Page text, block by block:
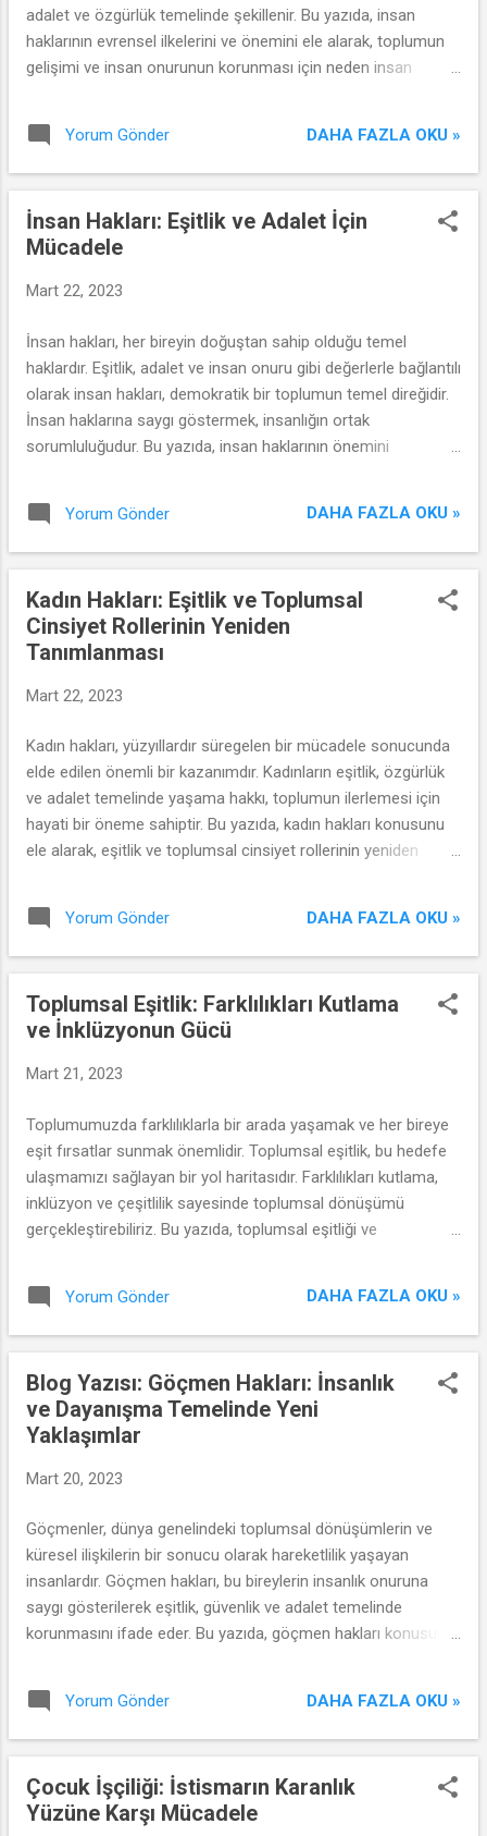
adalet ve özgürlük temelinde şekillenir. Bu yazıda, insan
haklarının evrensel ilkelerini ve önemini ele alarak, toplumun
gelişimi ve insan onurunun korunması için neden insan
herkesin eşit bir şekilde haklara sahip olduğu anlayışını temsil
eder. Her bireyin yaşam hakkı, ifade özgürlüğü, inanç
özgürlüğü, adil yargılanma hakkı, işkenceye karşı korunma
insanın bireysel gelişimini desteklerken, toplumsal adaletin
sağlanmasına da yardımcı olur. İnsan haklarının evrensel
bildiriler ve sözleşmelerle koruma altına alınmıştır. Bu belgeler,
ülkelerin insan haklarına saygı göstermelerini ve bu hakları
korumalarını sağlamak amacıyla oluşturulmuştur. İnsan
hakları evrensel olduğu için herhangi bir...
Yorum Gönder DAHA FAZLA OKU »
İnsan Hakları: Eşitlik ve Adalet İçin
Mücadele
Mart 22, 2023
İnsan hakları, her bireyin doğuştan sahip olduğu temel
haklardır. Eşitlik, adalet ve insan onuru gibi değerlerle bağlantılı
olarak insan hakları, demokratik bir toplumun temel direğidir.
İnsan haklarına saygı göstermek, insanlığın ortak
sorumluluğudur. Bu yazıda, insan haklarının önemini
Yorum Gönder DAHA FAZLA OKU »
Kadın Hakları: Eşitlik ve Toplumsal
Cinsiyet Rollerinin Yeniden
Tanımlanması
Mart 22, 2023
Kadın hakları, yüzyıllardır süregelen bir mücadele sonucunda
elde edilen önemli bir kazanımdır. Kadınların eşitlik, özgürlük
ve adalet temelinde yaşama hakkı, toplumun ilerlemesi için
hayati bir öneme sahiptir. Bu yazıda, kadın hakları konusunu
ele alarak, eşitlik ve toplumsal cinsiyet rollerinin yeniden
Yorum Gönder DAHA FAZLA OKU »
Toplumsal Eşitlik: Farklılıkları Kutlama
ve İnklüzyonun Gücü
Mart 21, 2023
Toplumumuzda farklılıklarla bir arada yaşamak ve her bireye
eşit fırsatlar sunmak önemlidir. Toplumsal eşitlik, bu hedefe
ulaşmamızı sağlayan bir yol haritasıdır. Farklılıkları kutlama,
inklüzyon ve çeşitlilik sayesinde toplumsal dönüşümü
gerçekleştirebiliriz. Bu yazıda, toplumsal eşitliği ve
Yorum Gönder DAHA FAZLA OKU »
Blog Yazısı: Göçmen Hakları: İnsanlık
ve Dayanışma Temelinde Yeni
Yaklaşımlar
Mart 20, 2023
Göçmenler, dünya genelindeki toplumsal dönüşümlerin ve
küresel ilişkilerin bir sonucu olarak hareketlilik yaşayan
insanlardır. Göçmen hakları, bu bireylerin insanlık onuruna
saygı gösterilerek eşitlik, güvenlik ve adalet temelinde
korunmasını ifade eder. Bu yazıda, göçmen hakları konusunu
önemini inceleyeceğiz.
Yorum Gönder DAHA FAZLA OKU »
Çocuk İşçiliği: İstismarın Karanlık
Yüzüne Karşı Mücadele